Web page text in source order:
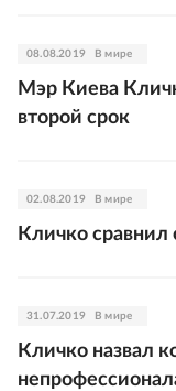
08.08.2019 В мире
Мэр Киева
второй срок
02.08.2019 В мире
Кличко сравнил
31.07.2019 В мире
Кличко назвал